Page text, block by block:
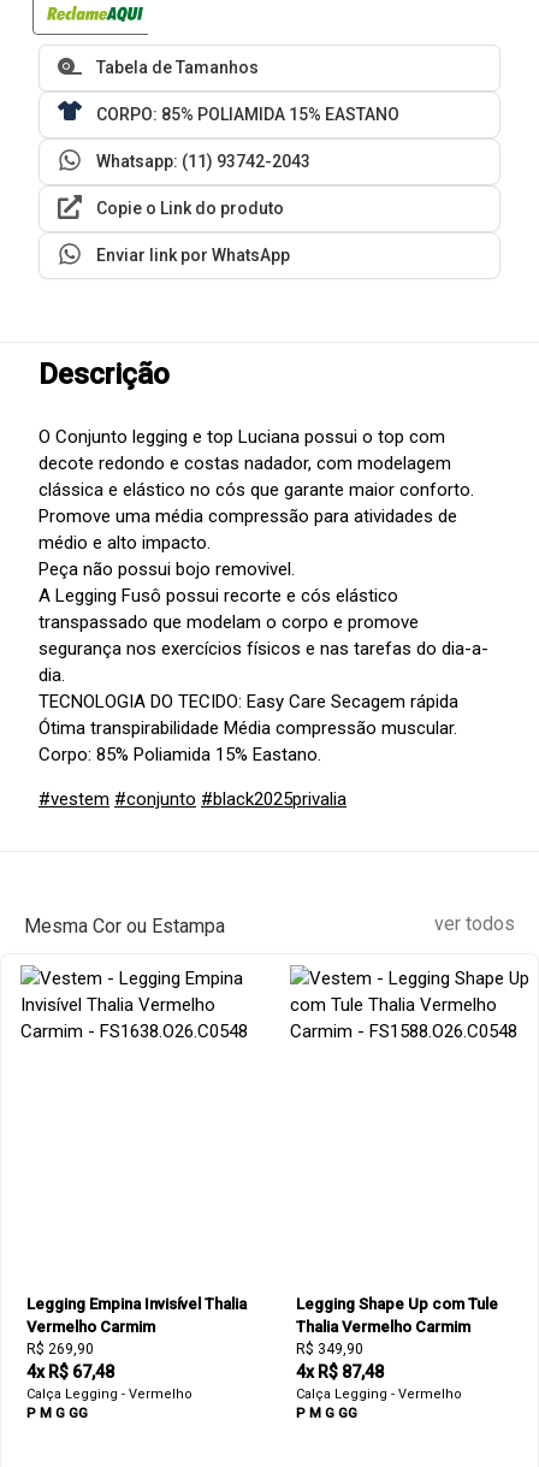
Tabela de Tamanhos
CORPO: 85% POLIAMIDA 15% EASTANO
Whatsapp: (11) 93742-2043
Copie o Link do produto
Enviar link por WhatsApp
Descrição
O Conjunto legging e top Luciana possui o top com
decote redondo e costas nadador, com modelagem
clássica e elástico no cós que garante maior conforto.
Promove uma média compressão para atividades de
médio e alto impacto.
Peça não possui bojo removivel.
A Legging Fusô possui recorte e cós elástico
transpassado que modelam o corpo e promove
segurança nos exercícios físicos e nas tarefas do dia-a-
dia.
TECNOLOGIA DO TECIDO: Easy Care Secagem rápida
Ótima transpirabilidade Média compressão muscular.
Corpo: 85% Poliamida 15% Eastano.
#vestem #conjunto #black2025privalia
Mesma Cor ou Estampa ver todos
Legging Empina Invisível Thalia
Vermelho Carmim
R$ 269,90
4x R$ 67,48
Calça Legging - Vermelho
P M G GG
Legging Shape Up com Tule
Thalia Vermelho Carmim
R$ 349,90
4x R$ 87,48
Calça Legging - Vermelho
P M G GG